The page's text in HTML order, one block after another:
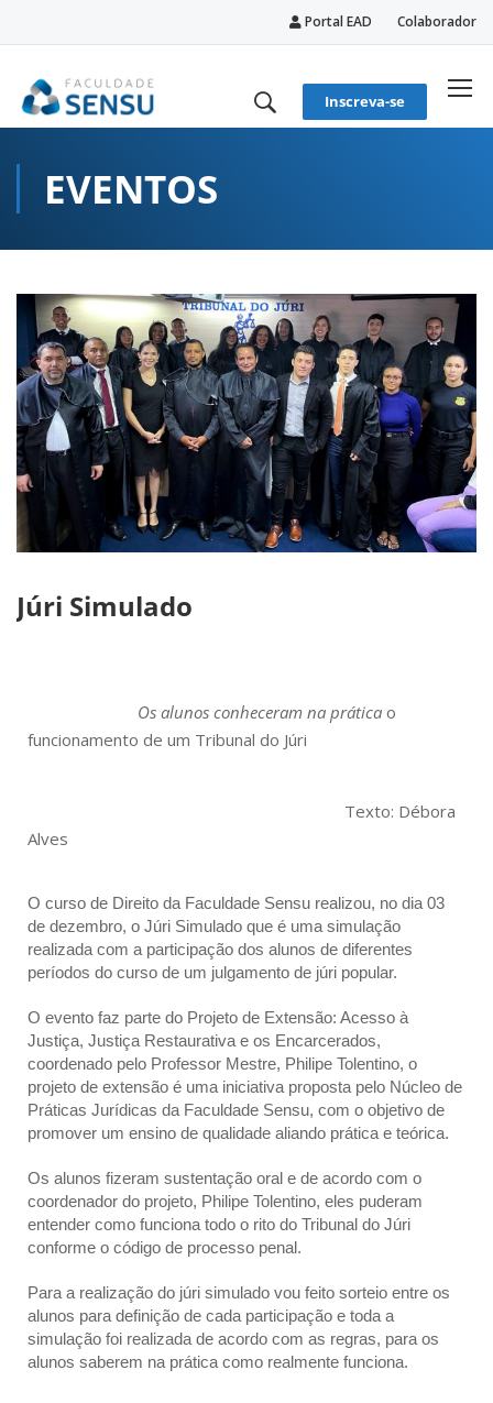
Portal EAD Colaborador
Inscreva-se
EVENTOS
Júri Simulado
Os alunos conheceram na prática o
funcionamento de um Tribunal do Júri
Texto: Débora
Alves
O curso de Direito da Faculdade Sensu realizou, no dia 03
de dezembro, o Júri Simulado que é uma simulação
realizada com a participação dos alunos de diferentes
períodos do curso de um julgamento de júri popular.
O evento faz parte do Projeto de Extensão: Acesso à
Justiça, Justiça Restaurativa e os Encarcerados,
coordenado pelo Professor Mestre, Philipe Tolentino, o
projeto de extensão é uma iniciativa proposta pelo Núcleo de
Práticas Jurídicas da Faculdade Sensu, com o objetivo de
promover um ensino de qualidade aliando prática e teórica.
Os alunos fizeram sustentação oral e de acordo com o
coordenador do projeto, Philipe Tolentino, eles puderam
entender como funciona todo o rito do Tribunal do Júri
conforme o código de processo penal.
Para a realização do júri simulado vou feito sorteio entre os
alunos para definição de cada participação e toda a
simulação foi realizada de acordo com as regras, para os
alunos saberem na prática como realmente funciona.